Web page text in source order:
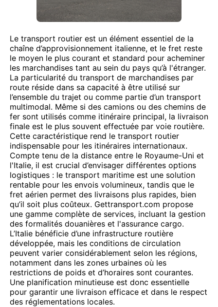
Le transport routier est un élément essentiel de la
chaîne d’approvisionnement italienne, et le fret reste
le moyen le plus courant et standard pour acheminer
les marchandises tant au sein du pays qu’à l'étranger.
La particularité du transport de marchandises par
route réside dans sa capacité à être utilisé sur
l’ensemble du trajet ou comme partie d’un transport
multimodal. Même si des camions ou des chemins de
fer sont utilisés comme itinéraire principal, la livraison
finale est le plus souvent effectuée par voie routière.
Cette caractéristique rend le transport routier
indispensable pour les itinéraires internationaux.
Compte tenu de la distance entre le Royaume-Uni et
l'Italie, il est crucial d’envisager différentes options
logistiques : le transport maritime est une solution
rentable pour les envois volumineux, tandis que le
fret aérien permet des livraisons plus rapides, bien
qu’il soit plus coûteux. Gettransport.com propose
une gamme complète de services, incluant la gestion
des formalités douanières et l'assurance cargo.
L’Italie bénéficie d’une infrastructure routière
développée, mais les conditions de circulation
peuvent varier considérablement selon les régions,
notamment dans les zones urbaines où les
restrictions de poids et d’horaires sont courantes.
Une planification minutieuse est donc essentielle
pour garantir une livraison efficace et dans le respect
des réglementations locales.